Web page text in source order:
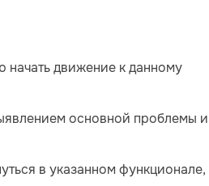
движение к данному
основной проблемы и
в указанном функционале,